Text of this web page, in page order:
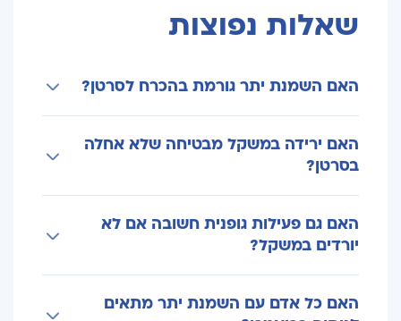
שאלות נפוצות
האם השמנת יתר גורמת בהכרח לסרטן?
אינה גורמת לכך שכל אדם עם השמנת יתר יחלה.
האם ירידה במשקל מבטיחה שלא אחלה
בסרטן?
אינה מבטיחה מניעה של המחלה.
האם גם פעילות גופנית חשובה אם לא
יורדים במשקל?
להפחית את הסיכון למחלות שונות גם ללא ירידה
האם כל אדם עם השמנת יתר מתאים